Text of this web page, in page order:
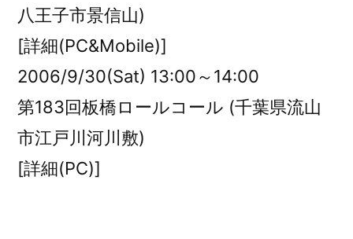
八王子市景信山)
[詳細(PC&Mobile)]
2006/9/30(Sat) 13:00～14:00
第183回板橋ロールコール (千葉県流山
市江戸川河川敷)
[詳細(PC)]